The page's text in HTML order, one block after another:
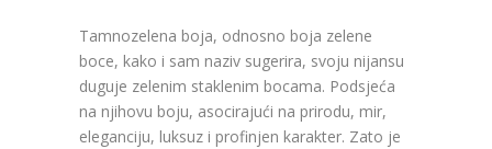
Tamnozelena boja, odnosno boja zelene
boce, kako i sam naziv sugerira, svoju nijansu
duguje zelenim staklenim bocama. Podsjeća
na njihovu boju, asocirajući na prirodu, mir,
eleganciju, luksuz i profinjen karakter. Zato je